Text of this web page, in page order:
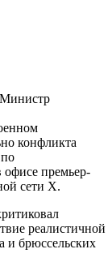
Министр
конфликта
премьер-
сети X.
реалистичной
и брюссельских